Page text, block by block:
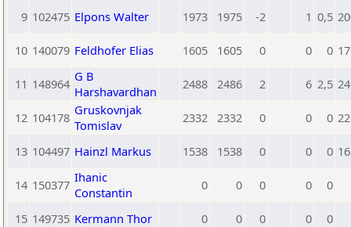
9 102475 Elpons Walter 1973 1975 -2 1 0,5
10 140079 Feldhofer Elias 1605 1605 0 0 0
11 148964 G B
Harshavardhan
2488 2486 2 6 2,5
12 104178 Gruskovnjak
Tomislav
2332 2332 0 0 0
13 104497 Hainzl Markus 1538 1538 0 0 0
14 150377 Ihanic
Constantin
0 0 0 0 0
15 149735 Kermann Thor 0 0 0 0 0